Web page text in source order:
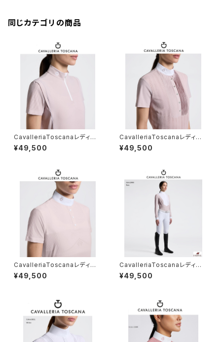
同じカテゴリの商品
CavalleriaToscanaレディスS
Sトレーニングポロ POD404
JE022
¥49,500
CavalleriaToscanaレディスS
Sシャツ CAD294PA100
¥49,500
CavalleriaToscanaレディスS
Sシャツ CAD299JE240
¥49,500
CavalleriaToscanaレディスL
Sシャツ CAD097 JF024
¥49,500